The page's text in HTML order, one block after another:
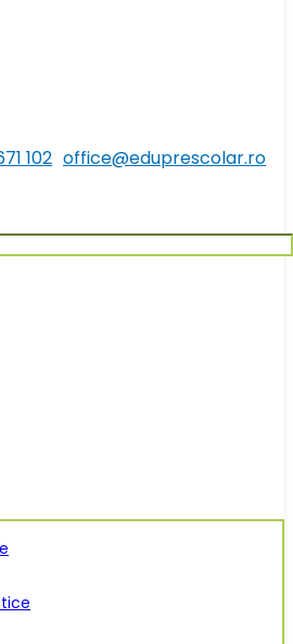
102 office@eduprescolar.ro